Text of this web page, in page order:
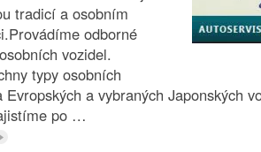
tradicí a osobním
odborné
vozidel.
typy osobních
Evropských a vybraných Japonských
po …